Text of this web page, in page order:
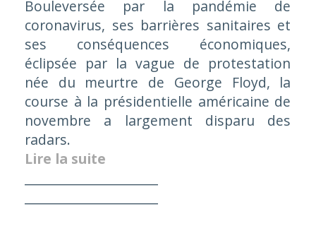
Bouleversée par la pandémie de
coronavirus, ses barrières sanitaires et
ses conséquences économiques,
éclipsée par la vague de protestation
née du meurtre de George Floyd, la
course à la présidentielle américaine de
novembre a largement disparu des
radars.
Lire la suite